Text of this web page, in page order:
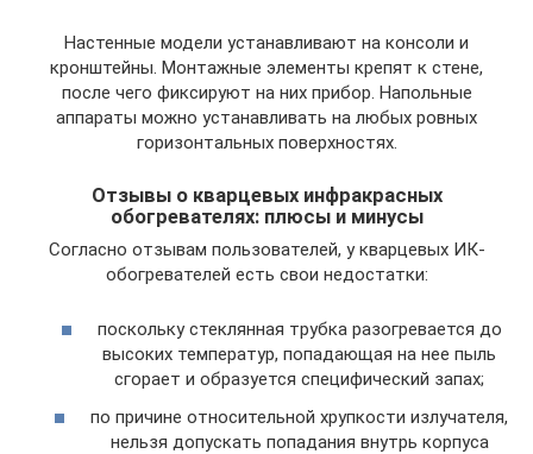
Настенные модели устанавливают на консоли и
кронштейны. Монтажные элементы крепят к стене,
после чего фиксируют на них прибор. Напольные
аппараты можно устанавливать на любых ровных
горизонтальных поверхностях.
Отзывы о кварцевых инфракрасных
обогревателях: плюсы и минусы
Согласно отзывам пользователей, у кварцевых ИК-
обогревателей есть свои недостатки:
поскольку стеклянная трубка разогревается до
высоких температур, попадающая на нее пыль
сгорает и образуется специфический запах;
по причине относительной хрупкости излучателя,
нельзя допускать попадания внутрь корпуса